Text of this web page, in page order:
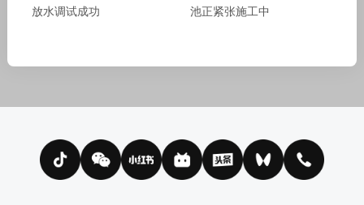
放水调试成功
池正紧张施工中